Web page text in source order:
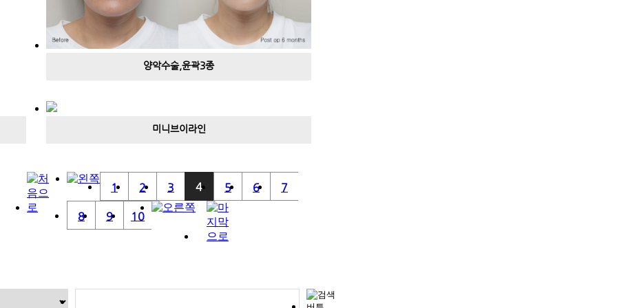
양악수술,윤곽3종
미니브이라인
1 2 3 4 5 6 7
8 9 10